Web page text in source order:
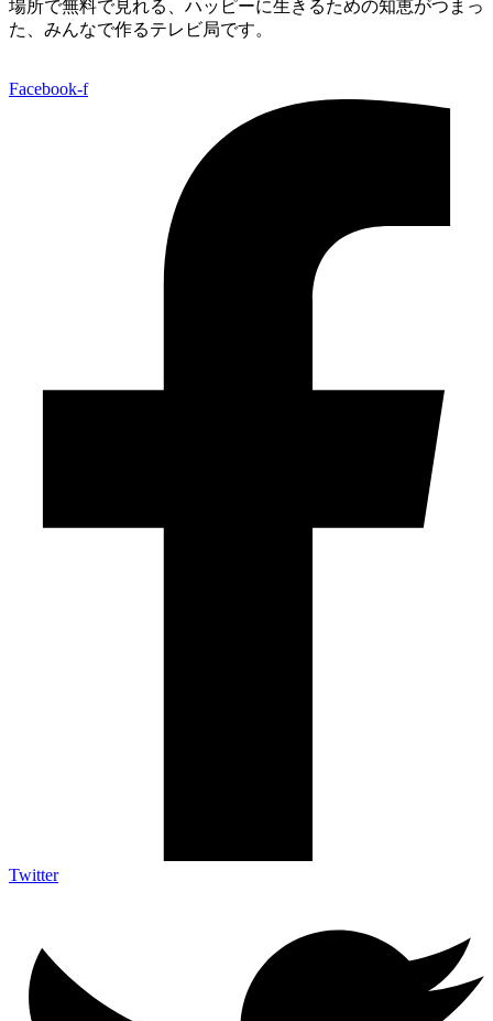
場所で無料で見れる、 ハッピーに生きるための知恵がつまっ
た、みんなで作るテレビ局です。
Facebook-f
Twitter